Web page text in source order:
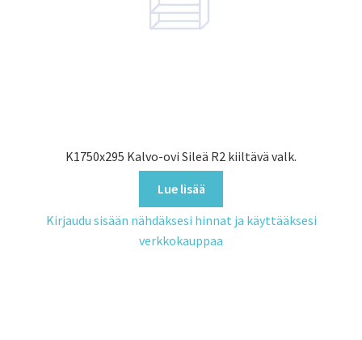
K1750x295 Kalvo-ovi Sileä R2 kiiltävä valk.
Lue lisää
Kirjaudu sisään nähdäksesi hinnat ja käyttääksesi
verkkokauppaa